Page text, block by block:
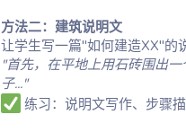
方法二：建筑说明文
让学生写一篇"如何建造XX"的
"首先，在平地上用石砖围出
子..."
练习：说明文写作、步骤